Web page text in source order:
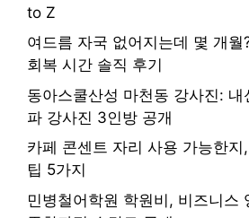
to Z
여드름 자국 없어지는데 몇 개월
회복 시간 솔직 후기
동아스쿨산성 마천동 강사진: 내
파 강사진 3인방 공개
카페 콘센트 자리 사용 가능한
팁 5가지
민병철어학원 학원비, 비즈니스